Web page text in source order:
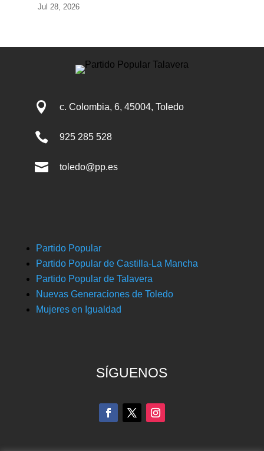
Jul 28, 2026
 c. Colombia, 6, 45004, Toledo
 925 285 528
 toledo@pp.es
Partido Popular
Partido Popular de Castilla-La Mancha
Partido Popular de Talavera
Nuevas Generaciones de Toledo
Mujeres en Igualdad
SÍGUENOS